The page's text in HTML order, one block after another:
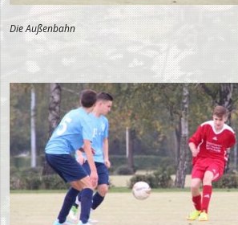
Die Außenbahn